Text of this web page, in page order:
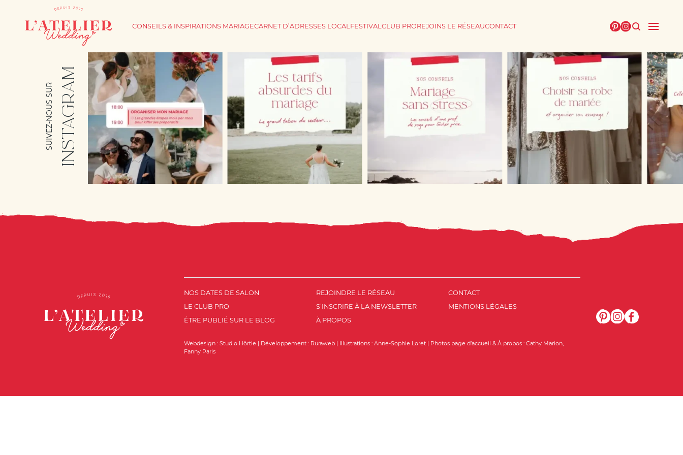
CONSEILS & INSPIRATIONS MARIAGECARNET D’ADRESSES LOCALFESTIVALCLUB PROREJOINS LE RÉSEAUCONTACT
INSTAGRAM
SUIVEZ-NOUS SUR
NOS DATES DE SALON REJOINDRE LE RÉSEAU
CONTACT
LE CLUB PRO
S’INSCRIRE À LA NEWSLETTER
MENTIONS LÉGALES
ÊTRE PUBLIÉ SUR LE BLOG
À PROPOS
Webdesign :Studio Hörtie | Développement : Ruraweb | Illustrations :Anne-Sophie Loret | Photos page d’accueil & À propos :Cathy Marion
Fanny Paris